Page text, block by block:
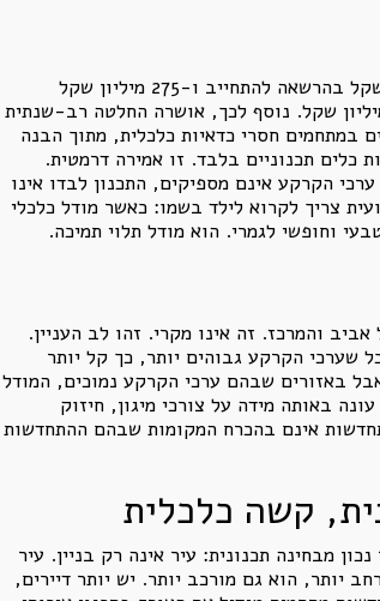
הדו"ח מדגיש את הרחבת הסכמי המסגרת ואת הסבסוד הממשלתי. תקציב הרשות לשנת 2025 עמד על 366 מיליון שקל בהרשאה להתחייב ו-275 מיליון שקל
לטובת תכנון התחדשות עירונית הוקצו 94.1 מיליון שקל. לטובת פעילות המנהלות העירוניות הוקצו 55 מיליון שקל. נוסף לכך, אושרה החלטה רב-שנתית
במתחמים חסרי כדאיות כלכלית, מתוך הבנה
תכנוניים בלבד. זו אמירה דרמטית.
הקרקע אינם מספיקים, התכנון לבדו אינו
צריך לקרוא לילד בשמו: כאשר מודל כלכלי
וחופשי לגמרי. הוא מודל תלוי תמיכה.
במחוזות תל אביב והמרכז. זה אינו מקרי. זהו לב העניין.
שערכי הקרקע גבוהים יותר, כך קל יותר
באזורים שבהם ערכי הקרקע נמוכים, המודל
באותה מידה על צורכי מיגון, חיזוק
אינם בהכרח המקומות שבהם ההתחדשות
קשה כלכלית
מבחינה תכנונית: עיר אינה רק בניין. עיר
יותר, הוא גם מורכב יותר. יש יותר דיירים,